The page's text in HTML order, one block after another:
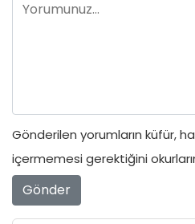
Gönderilen yorumların küfür,
içermemesi gerektiğini
Gönder